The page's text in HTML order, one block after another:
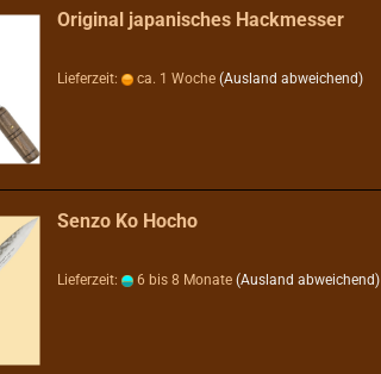
Original japanisches Hackmesser
Lieferzeit: ca. 1 Woche (Ausland abweichend)
Senzo Ko Hocho
Lieferzeit: 6 bis 8 Monate (Ausland abweichend)